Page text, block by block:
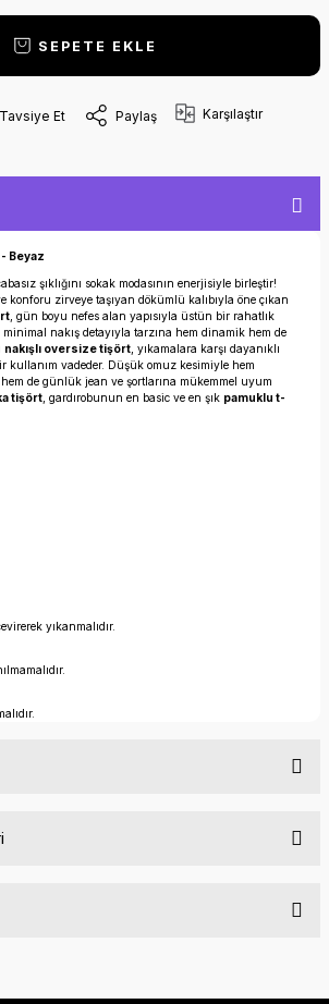
SEPETE EKLE
Tavsiye Et Paylaş Karşılaştır
Beyaz
şıklığını sokak modasının enerjisiyle birleştir!
konforu zirveye taşıyan dökümlü kalıbıyla öne çıkan
, gün boyu nefes alan yapısıyla üstün bir rahatlık
minimal nakış detayıyla tarzına hem dinamik hem de
nakışlı oversize tişört , yıkamalara karşı dayanıklı
kullanım vadeder. Düşük omuz kesimiyle hem
de günlük jean ve şortlarına mükemmel uyum
tişört , gardırobunun en basic ve en şık pamuklu t-
yıkanmalıdır.